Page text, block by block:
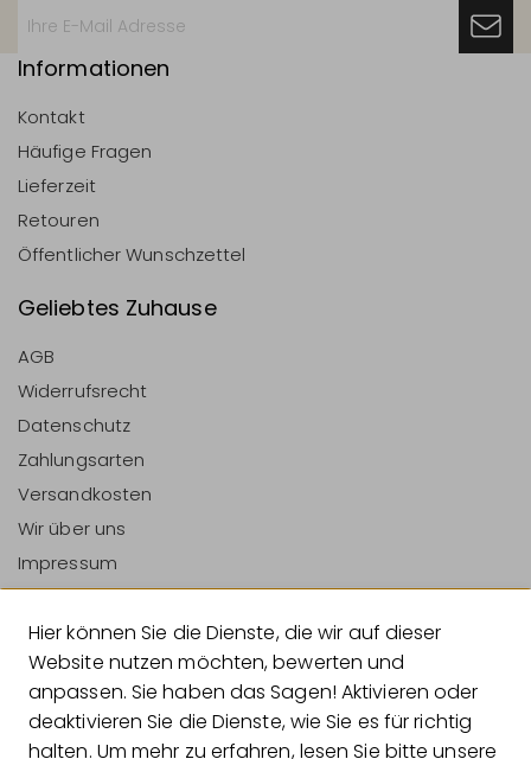
Informationen
Kontakt
Häufige Fragen
Lieferzeit
Retouren
Öffentlicher Wunschzettel
Geliebtes Zuhause
AGB
Widerrufsrecht
Datenschutz
Zahlungsarten
Versandkosten
Wir über uns
Impressum
Vertrag Widerrufen
Zahlungsarten
Hier können Sie die Dienste, die wir auf dieser
Website nutzen möchten, bewerten und
anpassen. Sie haben das Sagen! Aktivieren oder
deaktivieren Sie die Dienste, wie Sie es für richtig
halten. Um mehr zu erfahren, lesen Sie bitte unsere